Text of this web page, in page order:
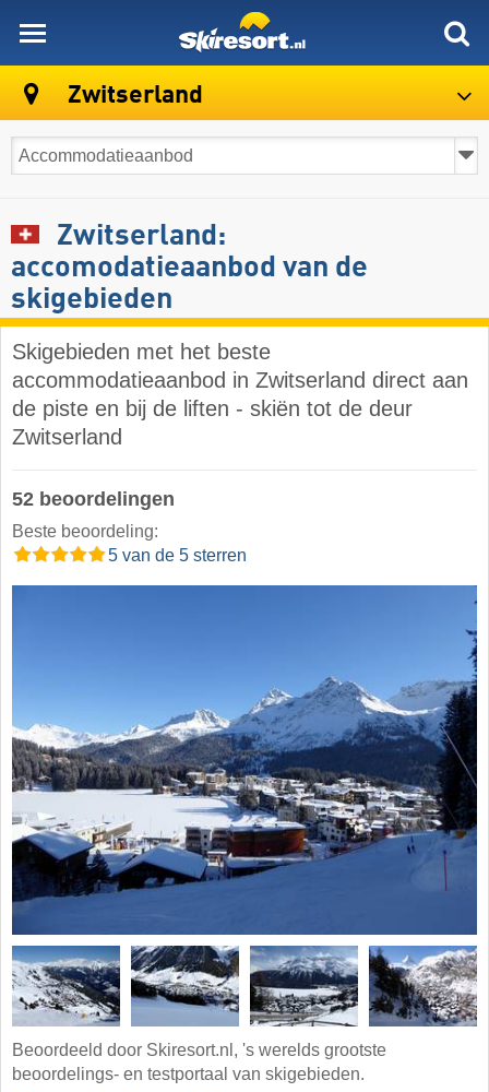
Zwitserland
Zwitserland:
accomodatieaanbod van de
skigebieden
Skigebieden met het beste
accommodatieaanbod in Zwitserland direct aan
de piste en bij de liften - skiën tot de deur
Zwitserland
52 beoordelingen
Beste beoordeling:
5 van de 5 sterren
Beoordeeld door Skiresort.nl, 's werelds grootste
beoordelings- en testportaal van skigebieden.